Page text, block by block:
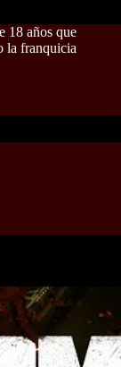
18 años que
la franquicia